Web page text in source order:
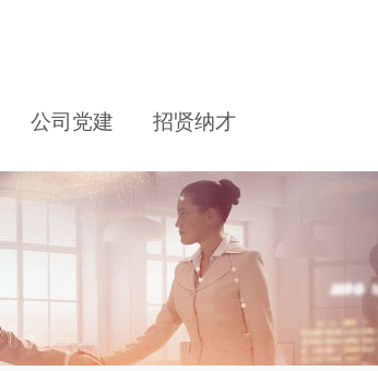
公司党建 招贤纳才